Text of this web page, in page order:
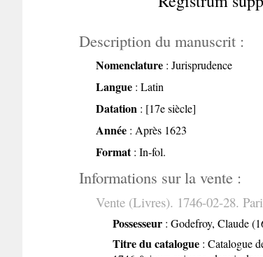
Description du manuscrit :
Nomenclature: Jurisprudence
Langue: Latin
Datation : [17e siècle]
Année: Après 1623
Format: In-fol.
Informations sur la vente :
Vente (Livres). 1746-02-28.
Possesseur : Godefroy, Claude
Titre du catalogue : Catalogue